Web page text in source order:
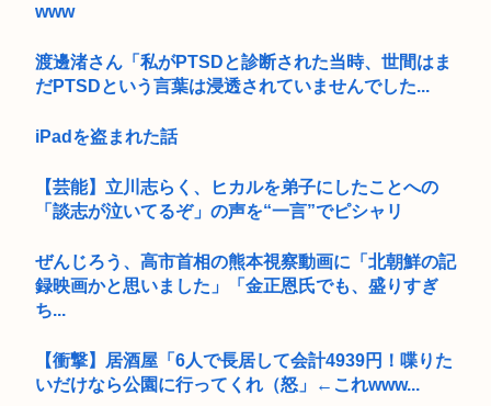
www
渡邊渚さん「私がPTSDと診断された当時、世間はま
だPTSDという言葉は浸透されていませんでした...
iPadを盗まれた話
【芸能】立川志らく、ヒカルを弟子にしたことへの
「談志が泣いてるぞ」の声を“一言”でピシャリ
ぜんじろう、高市首相の熊本視察動画に「北朝鮮の記
録映画かと思いました」「金正恩氏でも、盛りすぎ
ち...
【衝撃】居酒屋「6人で長居して会計4939円！喋りた
いだけなら公園に行ってくれ（怒」←これwww...